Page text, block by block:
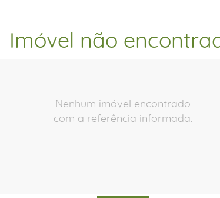
Imóvel não
Nenhum imóvel encontrado
com a referência informada.